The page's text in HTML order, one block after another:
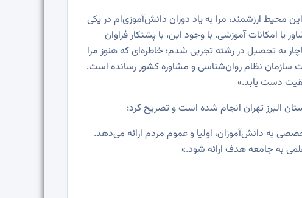
محیط ارزشمند، مرا به یاد دوران دانش‌آموزی‌ام در یکی
امکانات آموزشی. با وجود این، با پشتکار فراوان
به تحصیل در رشته تجربی شدم؛ خاطره‌ای که هنوز مرا
سازمان نظام روان‌شناسی و مشاوره کشور رسانده است.
دست یابد.»
البرز تهران انجام شده است و تصریح کرد:
به دانش‌آموزان، اولیا و عموم مردم ارائه می‌دهد.
به جامعه هدف ارائه شود.»